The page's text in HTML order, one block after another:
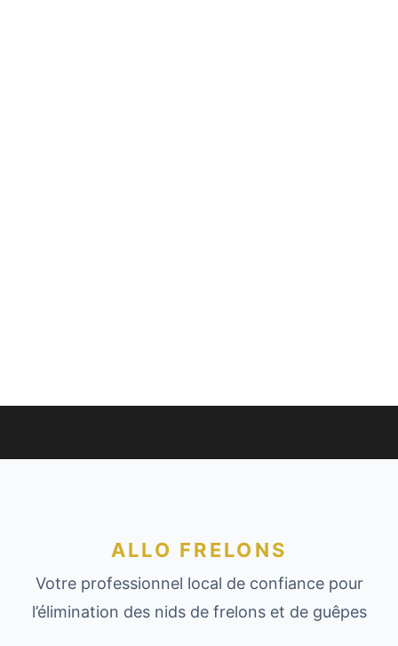
ALLO FRELONS
Votre professionnel local de confiance pour
l’élimination des nids de frelons et de guêpes